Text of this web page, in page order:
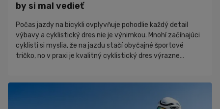
by si mal vedieť
Počas jazdy na bicykli ovplyvňuje pohodlie každý detail
výbavy a cyklistický dres nie je výnimkou. Mnohí začínajúci
cyklisti si myslia, že na jazdu stačí obyčajné športové
tričko, no v praxi je kvalitný cyklistický dres výrazne
vybrať model, ktorý bude vyhovovať práve tebe.